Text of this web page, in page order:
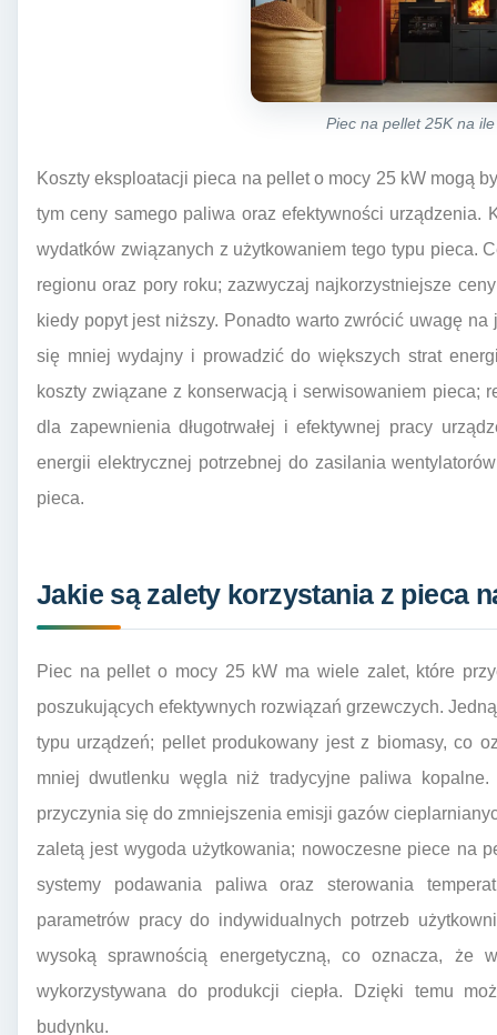
Piec na pellet 25K na
Koszty eksploatacji pieca na pellet o mocy 25 kW mogą
tym ceny samego paliwa oraz efektywności urządzenia.
wydatków związanych z użytkowaniem tego typu pieca.
regionu oraz pory roku; zazwyczaj najkorzystniejsze
kiedy popyt jest niższy. Ponadto warto zwrócić uwagę
się mniej wydajny i prowadzić do większych strat
koszty związane z konserwacją i serwisowaniem pieca;
dla zapewnienia długotrwałej i efektywnej pracy
energii elektrycznej potrzebnej do zasilania
pieca.
Jakie są zalety korzystania z pieca
Piec na pellet o mocy 25 kW ma wiele zalet, które
poszukujących efektywnych rozwiązań grzewczych.
typu urządzeń; pellet produkowany jest z biomasy, co
mniej dwutlenku węgla niż tradycyjne paliwa
przyczynia się do zmniejszenia emisji gazów
zaletą jest wygoda użytkowania; nowoczesne piece na
systemy podawania paliwa oraz sterowania
parametrów pracy do indywidualnych potrzeb
wysoką sprawnością energetyczną, co oznacza, że
wykorzystywana do produkcji ciepła. Dzięki temu
budynku.